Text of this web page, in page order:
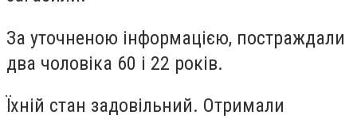
За уточненою інформацією, постраждали
два чоловіка 60 і 22 років.
Їхній стан задовільний. Отримали